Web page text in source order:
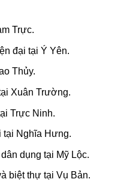
Trực.
đại tại Ý Yên.
Thủy.
Xuân Trường.
Trực Ninh.
tại Nghĩa Hưng.
dụng tại Mỹ Lộc.
biệt thự tại Vụ Bản.